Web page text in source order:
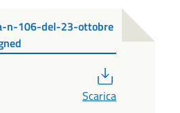
n-106-del-23-ottobre
Scarica